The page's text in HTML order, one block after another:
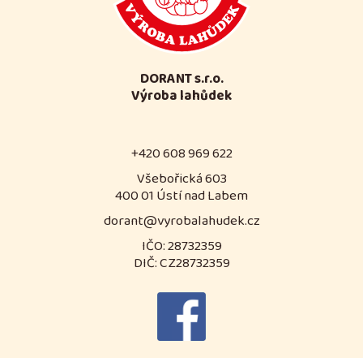
DORANT s.r.o.
Výroba lahůdek
+420 608 969 622
Všebořická 603
400 01 Ústí nad Labem
dorant@vyrobalahudek.cz
IČO: 28732359
DIČ: CZ28732359